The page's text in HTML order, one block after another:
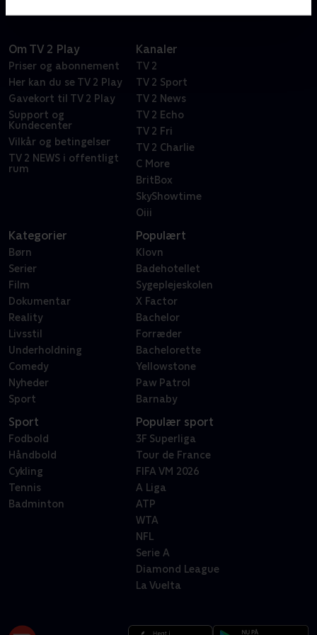
flotte koralrev. Selvfølgelig med en masse sjov og
Om TV 2 Play
Priser og abonnement
Her kan du se TV 2 Play
Gavekort til TV 2 Play
Support og
Kundecenter
Vilkår og betingelser
TV 2 NEWS i offentligt
rum
Kanaler
TV 2
TV 2 Sport
TV 2 News
TV 2 Echo
TV 2 Fri
TV 2 Charlie
C More
BritBox
SkyShowtime
Oiii
Kategorier
Børn
Serier
Film
Dokumentar
Reality
Livsstil
Underholdning
Comedy
Nyheder
Sport
Populært
Klovn
Badehotellet
Sygeplejeskolen
X Factor
Bachelor
Forræder
Bachelorette
Yellowstone
Paw Patrol
Barnaby
Sport
Fodbold
Håndbold
Cykling
Tennis
Badminton
Populær sport
3F Superliga
Tour de France
FIFA VM 2026
A Liga
ATP
WTA
NFL
Serie A
Diamond League
La Vuelta